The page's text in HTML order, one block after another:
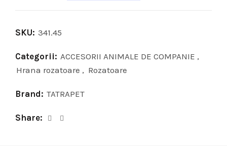
SKU: 341.45
Categorii: ACCESORII ANIMALE DE COMPANIE ,
Hrana rozatoare , Rozatoare
Brand: TATRAPET
Share